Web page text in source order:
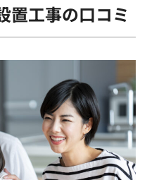
置工事の口コミ